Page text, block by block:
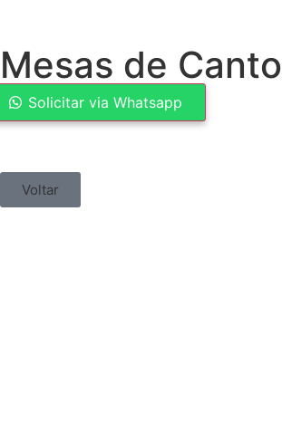
Mesas de Canto
Solicitar via Whatsapp
Voltar